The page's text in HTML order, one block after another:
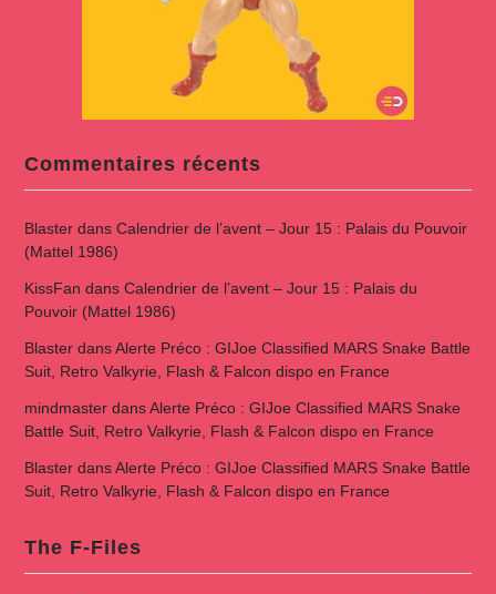
Commentaires récents
Blasterdans Calendrier de l’avent – Jour 15 : Palais du Pouvoir
(Mattel 1986)
KissFan dans Calendrier de l’avent – Jour 15 : Palais du
Pouvoir (Mattel 1986)
BlasterdansAlerte Préco : GIJoe Classified MARS Snake Battle
Suit, Retro Valkyrie, Flash & Falcon dispo en France
mindmasterdansAlerte Préco : GIJoe Classified MARS Snake
Battle Suit, Retro Valkyrie, Flash & Falcon dispo en France
BlasterdansAlerte Préco : GIJoe Classified MARS Snake Battle
Suit, Retro Valkyrie, Flash & Falcon dispo en France
The F-Files